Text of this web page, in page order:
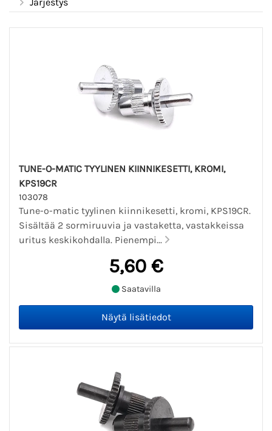
Järjestys
TUNE-O-MATIC TYYLINEN KIINNIKESETTI, KROMI,
KPS19CR
103078
Tune-o-matic tyylinen kiinnikesetti, kromi, KPS19CR.
Sisältää 2 sormiruuvia ja vastaketta, vastakkeissa
uritus keskikohdalla. Pienempi...
5,60 €
Saatavilla